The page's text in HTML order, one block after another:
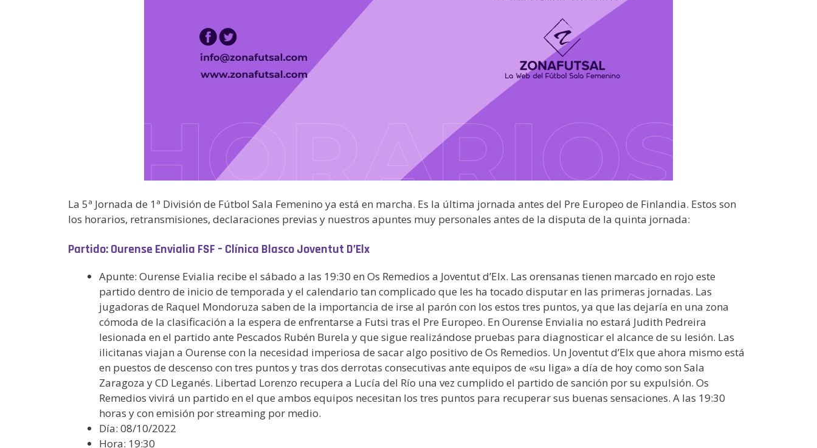
La 5ª Jornada de 1ª División de Fútbol Sala Femenino ya está en marcha. Es la última jornada antes del Pre Europeo de Finlandia. Estos son
los horarios, retransmisiones, declaraciones previas y nuestros apuntes muy personales antes de la disputa de la quinta jornada:
Partido: Ourense Envialia FSF – Clínica Blasco Joventut D’Elx
Apunte: Ourense Evialia recibe el sábado a las 19:30 en Os Remedios a Joventut d’Elx. Las orensanas tienen marcado en rojo este
partido dentro de inicio de temporada y el calendario tan complicado que les ha tocado disputar en las primeras jornadas. Las
jugadoras de Raquel Mondoruza saben de la importancia de irse al parón con los estos tres puntos, ya que las dejaría en una zona
cómoda de la clasificación a la espera de enfrentarse a Futsi tras el Pre Europeo. En Ourense Envialia no estará Judith Pedreira
lesionada en el partido ante Pescados Rubén Burela y que sigue realizándose pruebas para diagnosticar el alcance de su lesión. Las
ilicitanas viajan a Ourense con la necesidad imperiosa de sacar algo positivo de Os Remedios. Un Joventut d’Elx que ahora mismo está
en puestos de descenso con tres puntos y tras dos derrotas consecutivas ante equipos de «su liga» a día de hoy como son Sala
Zaragoza y CD Leganés. Libertad Lorenzo recupera a Lucía del Río una vez cumplido el partido de sanción por su expulsión. Os
Remedios vivirá un partido en el que ambos equipos necesitan los tres puntos para recuperar sus buenas sensaciones. A las 19:30
horas y con emisión por streaming por medio.
Día: 08/10/2022
Hora: 19:30